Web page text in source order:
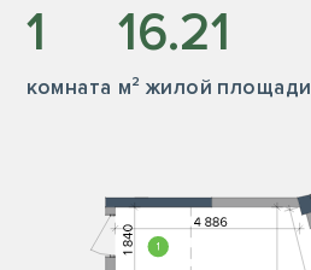
1
комната
16.21
м² жилой площади